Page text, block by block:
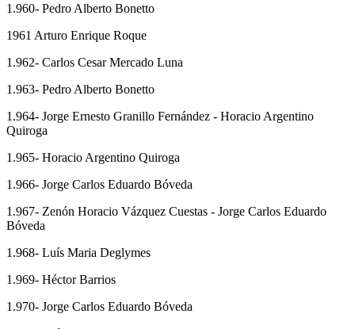
1.960- Pedro Alberto Bonetto
1961 Arturo Enrique Roque
1.962- Carlos Cesar Mercado Luna
1.963- Pedro Alberto Bonetto
1.964- Jorge Ernesto Granillo Fernández - Horacio Argentino
Quiroga
1.965- Horacio Argentino Quiroga
1.966- Jorge Carlos Eduardo Bóveda
1.967- Zenón Horacio Vázquez Cuestas - Jorge Carlos Eduardo
Bóveda
1.968- Luís Maria Deglymes
1.969- Héctor Barrios
1.970- Jorge Carlos Eduardo Bóveda